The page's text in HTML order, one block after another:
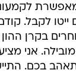
ייטו לקבל.
בקרן ההון
מובילה. אני
בכם.